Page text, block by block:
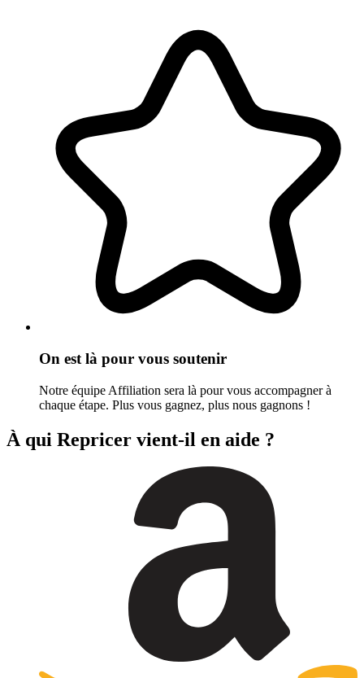
On est là pour vous soutenir
Notre équipe Affiliation sera là pour vous accompagner à
chaque étape. Plus vous gagnez, plus nous gagnons !
À qui Repricer vient-il en aide ?